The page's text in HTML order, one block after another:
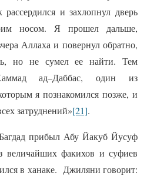
и захлопнул дверь
носом. Я прошел дальше,
Аллаха и повернул обратно,
но не сумел ее найти. Тем
ад–Даббас, один из
я познакомился позже, и
затруднений»[21].
прибыл Абу Йакуб Йусуф
величайших факихов и суфиев
в ханаке. Джиляни говорит: